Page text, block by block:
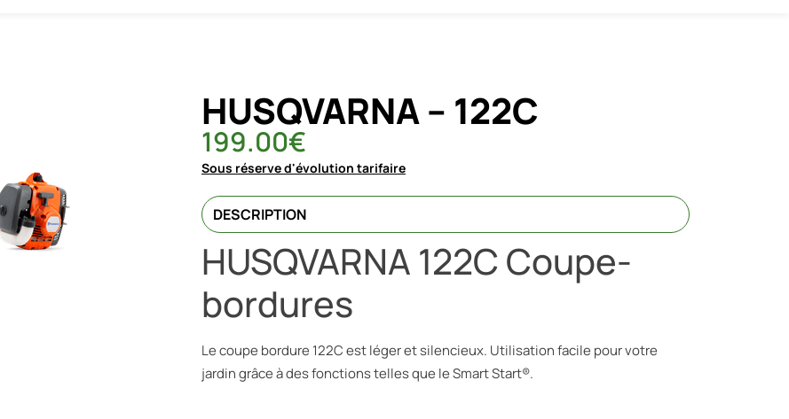
HUSQVARNA – 122C
199.00€
Sous réserve d'évolution tarifaire
DESCRIPTION
HUSQVARNA 122C Coupe-
bordures
Le coupe bordure 122C est léger et silencieux. Utilisation facile pour votre
jardin grâce à des fonctions telles que le Smart Start®.